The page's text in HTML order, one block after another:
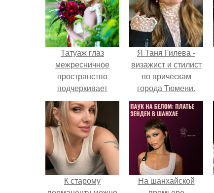
Татуаж глаз
межресничное
пространство
подчеркивает
линию ресниц,
делает глаз более
выразительным,
создает
впечатление густых
черных ресниц.
Я Таня Гилева -
визажист и стилист
по прическам
города Тюмени.
К старому
На шанхайской